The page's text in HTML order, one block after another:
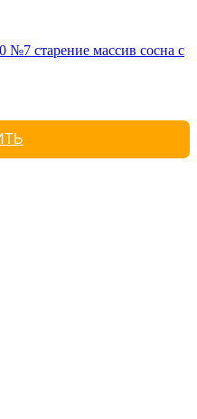
старение массив сосна с